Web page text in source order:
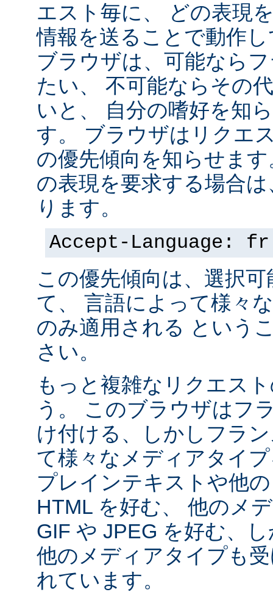
エスト毎に、 どの表現
情報を送ることで動作
ブラウザは、可能なら
たい、 不可能ならその
いと、 自分の嗜好を知
す。 ブラウザはリクエ
の優先傾向を知らせま
の表現を要求する場合
ります。
Accept-Language: fr
この優先傾向は、選択
て、 言語によって様々
のみ適用される という
さい。
もっと複雑なリクエス
う。 このブラウザはフ
け付ける、しかしフラ
て様々なメディアタイ
プレインテキストや他
HTML を好む、 他のメ
GIF や JPEG を好む、
他のメディアタイプも
れています。